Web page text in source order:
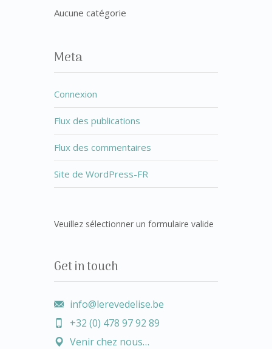
Aucune catégorie
Meta
Connexion
Flux des publications
Flux des commentaires
Site de WordPress-FR
Veuillez sélectionner un formulaire valide
Get in touch
info@lerevedelise.be
+32 (0) 478 97 92 89
Venir chez nous…